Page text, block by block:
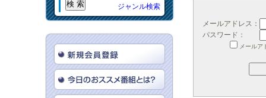
ジャンル検索
メールアドレス：
パスワード：
メールア